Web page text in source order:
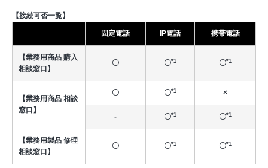
【接続可否一覧】
固定電話 IP電話 携帯電話
【業務用商品 購入
相談窓口】
〇 〇*1 〇*1
【業務用商品 相談
窓口】
〇 〇*1 ×
- 〇*1 〇*1
【業務用製品 修理
相談窓口】
〇 〇*1 〇*1